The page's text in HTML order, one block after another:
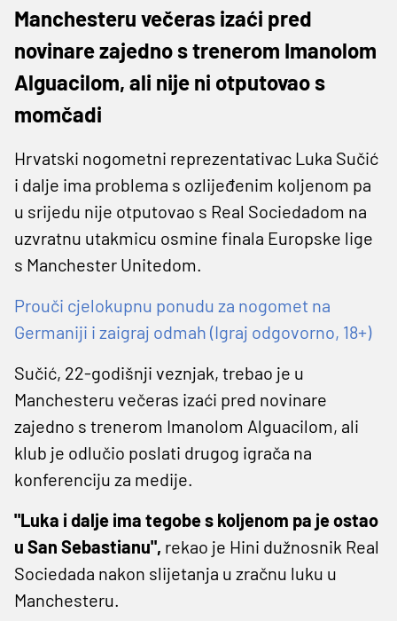
Manchesteru večeras izaći pred
novinare zajedno s trenerom Imanolom
Alguacilom, ali nije ni otputovao s
momčadi
Hrvatski nogometni reprezentativac Luka Sučić
i dalje ima problema s ozlijeđenim koljenom pa
u srijedu nije otputovao s Real Sociedadom na
uzvratnu utakmicu osmine finala Europske lige
s Manchester Unitedom.
Prouči cjelokupnu ponudu za nogomet na
Germaniji i zaigraj odmah (Igraj odgovorno, 18+)
Sučić, 22-godišnji veznjak, trebao je u
Manchesteru večeras izaći pred novinare
zajedno s trenerom Imanolom Alguacilom, ali
klub je odlučio poslati drugog igrača na
konferenciju za medije.
"Luka i dalje ima tegobe s koljenom pa je ostao
u San Sebastianu", rekao je Hini dužnosnik Real
Sociedada nakon slijetanja u zračnu luku u
Manchesteru.